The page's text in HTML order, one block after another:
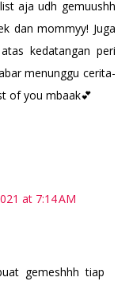
aja udh gemuushh
dan mommyy! Juga
kedatangan peri
menunggu cerita-
of you mbaak💕
at 7:14 AM
gemeshhh tiap